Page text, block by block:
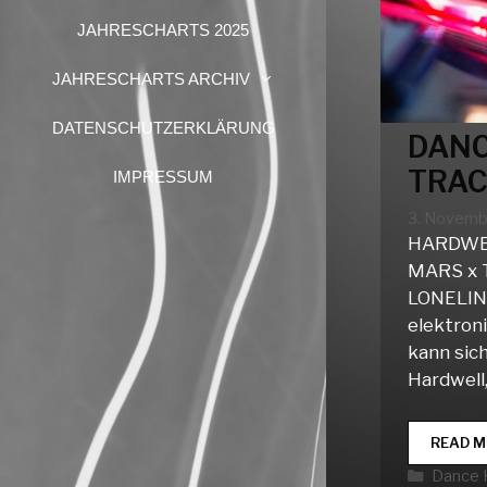
JAHRESCHARTS 2025
JAHRESCHARTS ARCHIV
DATENSCHUTZERKLÄRUNG
IMPRESSUM
MARS x
kann
READ
Dance